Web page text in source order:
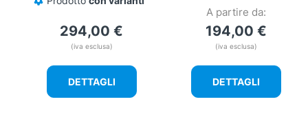
294,00 €
(iva esclusa)
DETTAGLI
A partire da:
194,00 €
(iva esclusa)
DETTAGLI